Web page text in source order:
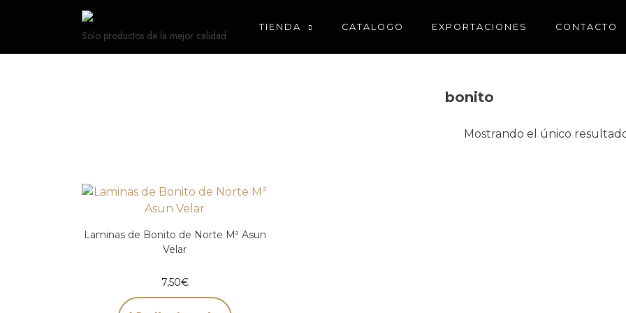
Solo productos de la mejor calidad
TIENDA CATALOGO EXPORTACIONES CONTACTO
bonito
Mostrando el único
Laminas de Bonito de Norte Mª Asun
Velar
7,50€